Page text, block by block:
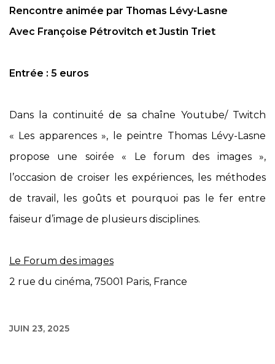
Rencontre animée par Thomas Lévy-Lasne
Avec Françoise Pétrovitch et Justin Triet
Entrée : 5 euros
Dans la continuité de sa chaîne Youtube/ Twitch
« Les apparences », le peintre Thomas Lévy-Lasne
propose une soirée « Le forum des images »,
l’occasion de croiser les expériences, les méthodes
de travail, les goûts et pourquoi pas le fer entre
faiseur d’image de plusieurs disciplines.
Le Forum des images
2 rue du cinéma, 75001 Paris, France
JUIN 23, 2025